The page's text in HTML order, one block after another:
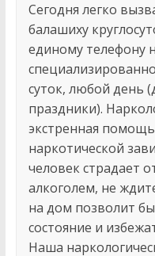
Сегодня легко
балашиху
единому телефону
суток, любой день
праздники).
экстренная
наркотической
человек страдает
алкоголем, не
на дом позволит
состояние и
Наша